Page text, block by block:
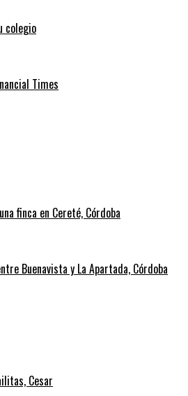
colegio
Times
finca en Cereté, Córdoba
Buenavista y La Apartada, Córdoba
Cesar